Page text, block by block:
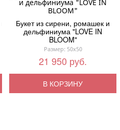
Букет из сирени, ромашек и
дельфиниума "LOVE IN
BLOOM"
Размер: 50x50
21 950 руб.
В КОРЗИНУ